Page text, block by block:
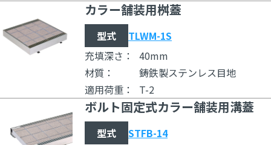
カラー舗装用桝蓋
型式
TLWM-1S
充填深さ：
40mm
材質：
鋳鉄製ステンレス目地
適用荷重：
T-2
ボルト固定式カラー舗装用溝蓋
型式
STFB-14